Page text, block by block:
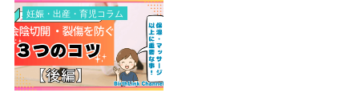
妊娠・出産・育児コラム